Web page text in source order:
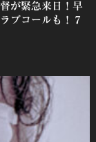
が緊急来日！早
ブコールも！７